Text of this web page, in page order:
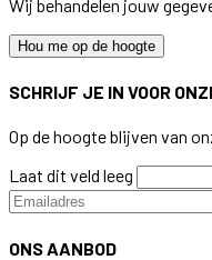
Wij behandelen jouw
Hou me op de hoogte
SCHRIJF JE IN VOOR
Op de hoogte blijven van
Laat dit veld leeg
ONS AANBOD